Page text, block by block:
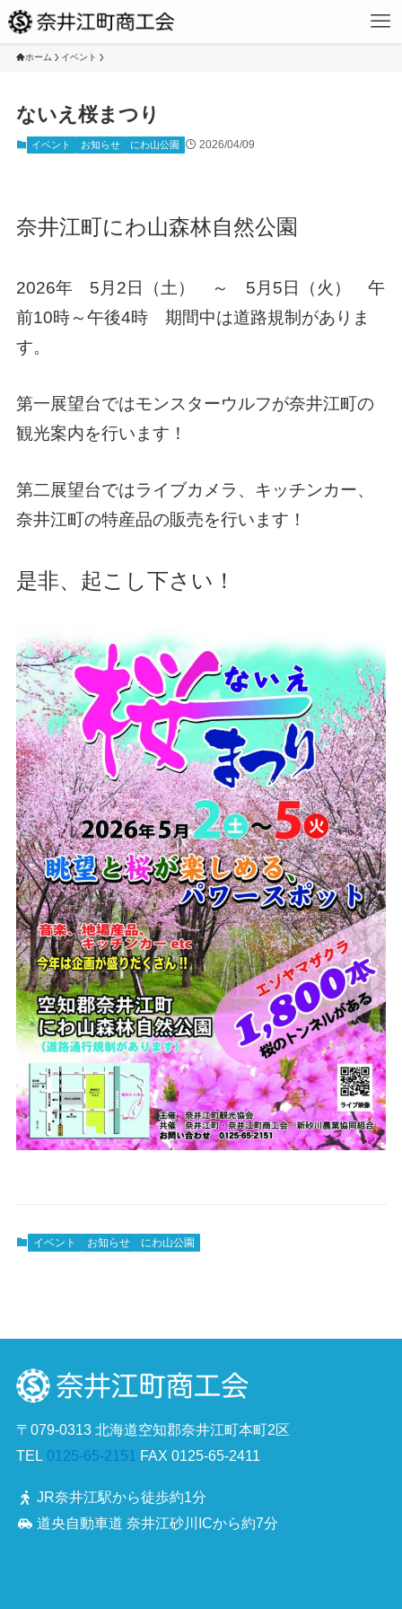
ホーム イベント
ないえ桜まつり
イベント お知らせ にわ山公園 2026/04/09
奈井江町にわ山森林自然公園
2026年 5月2日（土） ～ 5月5日（火） 午
前10時～午後4時 期間中は道路規制がありま
す。
第一展望台ではモンスターウルフが奈井江町の
観光案内を行います！
第二展望台ではライブカメラ、キッチンカー、
奈井江町の特産品の販売を行います！
是非、起こし下さい！
イベント お知らせ にわ山公園
〒079-0313 北海道空知郡奈井江町本町2区
TEL 0125-65-2151 FAX 0125-65-2411
JR奈井江駅から徒歩約1分
道央自動車道 奈井江砂川ICから約7分